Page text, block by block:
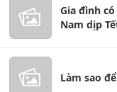
Gia đình
Nam dịp
Làm sao